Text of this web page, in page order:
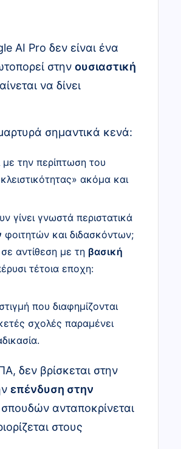
AI Pro δεν είναι ένα
στην ουσιαστική
να δίνει
σημαντικά κενά:
την περίπτωση του
ακόμα και
γίνει γνωστά περιστατικά
φοιτητών και διδασκόντων;
αντίθεση με τη βασική
τέτοια εποχη:
που διαφημίζονται
σχολές παραμένει
δεν βρίσκεται στην
επένδυση στην
ανταποκρίνεται
στους